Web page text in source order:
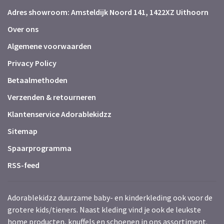
Adres showroom: Amsteldijk Noord 141, 1422XZ Uithoorn
Over ons
Algemene voorwaarden
Privacy Policy
Betaalmethoden
Verzenden & retourneren
Klantenservice Adorablekidzz
Sitemap
Spaarprogramma
RSS-feed
Adorablekidzz duurzame baby- en kinderkleding ook voor de
grotere kids/tieners. Naast kleding vind je ook de leukste
home producten, knuffels en schoenen in ons assortiment.